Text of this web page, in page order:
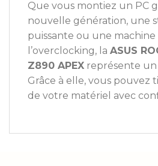
Que vous montiez un PC
nouvelle génération, une
puissante ou une machine
l’overclocking, la ASUS
Z890 APEX représente
Grâce à elle, vous pouvez
de votre matériel avec